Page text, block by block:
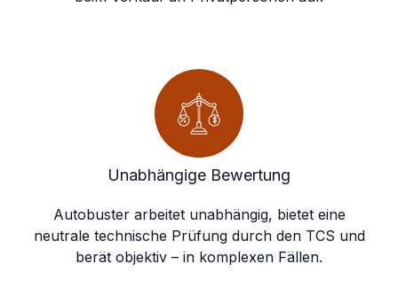
Unabhängige Bewertung
Autobuster arbeitet unabhängig, bietet eine
neutrale technische Prüfung durch den TCS und
berät objektiv – in komplexen Fällen.